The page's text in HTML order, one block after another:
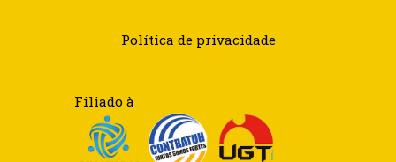
Política de privacidade
Filiado à